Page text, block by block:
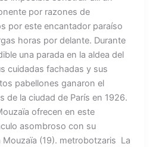
por razones de
por este encantador paraíso
horas por delante. Durante
una parada en la aldea del
cuidadas fachadas y sus
pabellones ganaron el
de la ciudad de París en 1926.
ofrecen en este
asombroso con su
Mouzaïa (19). metrobotzaris La